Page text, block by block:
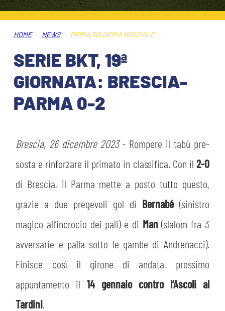
HOSPITALITY
MUSEUM CLUB EXPERIENCE
BIGLIETTI
ABBONAMENTI
INFO BIGLIETTI
TARDINI CARD
TRASFERTE
TICKET GIFT CARD
SHOP
ESPORTS
ORGANIGRAMMA
MUTTI TRAINING CENTER
MUSEO
SLO
STADIO TARDINI
MEDIA
CSR
ACADEMY
HOME NEWS PRIMA SQUADRA MASCHILE
SERIE BKT, 19ª
GIORNATA: BRESCIA-
PARMA 0-2
Brescia, 26 dicembre 2023- Rompere il tabù pre-
sosta e rinforzare il primato in classifica. Con il 2-0
di Brescia, il Parma mette a posto tutto questo,
grazie a due pregevoli gol di Bernabé (sinistro
magico all’incrocio dei pali) e di Man(slalom fra 3
avversarie e palla sotto le gambe di Andrenacci).
Finisce così il girone di andata, prossimo
appuntamento il14 gennaio contro l’Ascoli al
Tardini